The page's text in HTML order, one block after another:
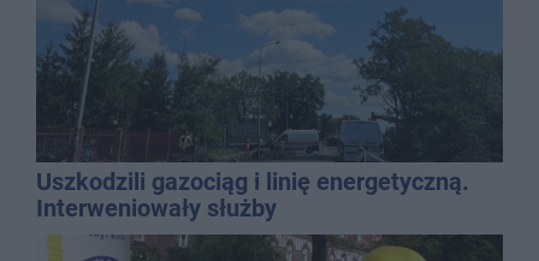
Uszkodzili gazociąg i linię energetyczną.
Interweniowały służby